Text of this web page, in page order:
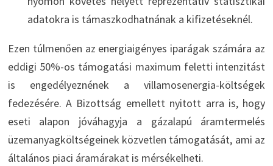
adatokra is támaszkodhatnának a kifizetéseknél.
Ezen túlmenően az energiaigényes iparágak számára az
eddigi 50%-os támogatási maximum feletti intenzitást
is engedélyeznének a villamosenergia-költségek
fedezésére. A Bizottság emellett nyitott arra is, hogy
eseti alapon jóváhagyja a gázalapú áramtermelés
üzemanyagköltségeinek közvetlen támogatását, ami az
általános piaci áramárakat is mérsékelheti.